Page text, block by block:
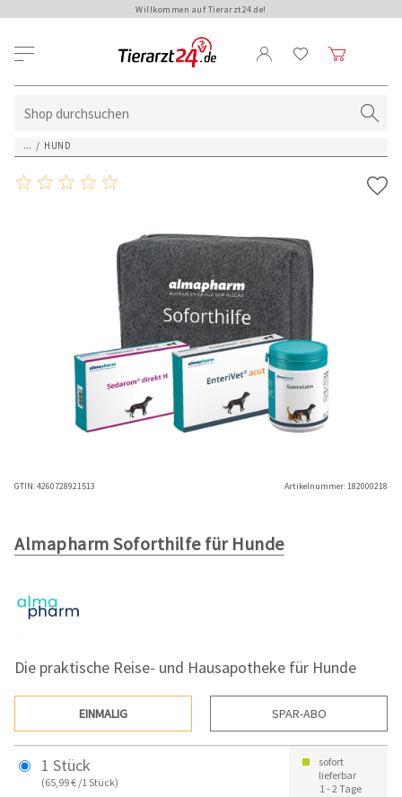
Willkommen auf Tierarzt24.de!
... / HUND
GTIN:4260728921513 Artikelnummer:182000218
Almapharm Soforthilfe für Hunde
Die praktische Reise- und Hausapotheke für Hunde
EINMALIG SPAR-ABO
1 Stück
(65,99 € /1 Stück)
sofort
lieferbar
1 - 2 Tage